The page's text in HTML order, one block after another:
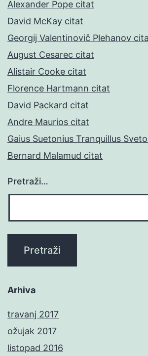
Alexander Pope citat
David McKay citat
Georgij Valentinovič Plehanov
August Cesarec citat
Alistair Cooke citat
Florence Hartmann citat
David Packard citat
Andre Maurios citat
Gaius Suetonius Tranquillus
Bernard Malamud citat
Pretraži…
Arhiva
travanj 2017
ožujak 2017
listopad 2016